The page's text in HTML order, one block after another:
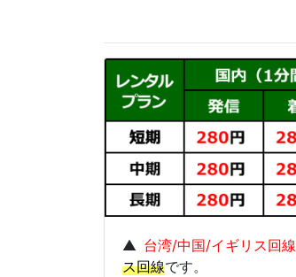
▲ 台湾/中国/イギリス回線
ス回線です。